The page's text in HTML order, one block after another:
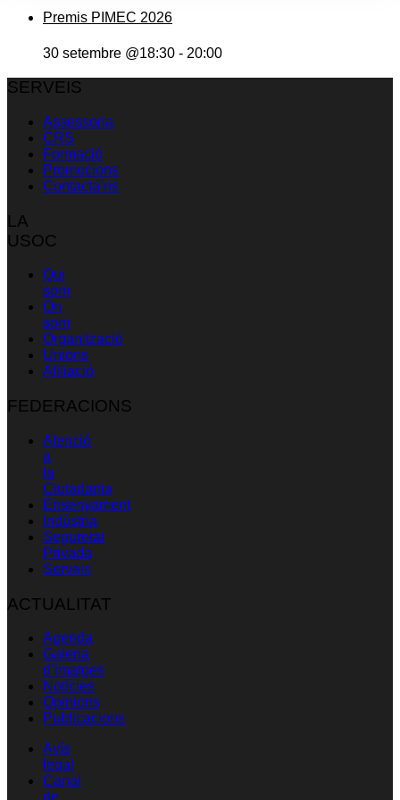
Premis PIMEC 2026
30 setembre @18:30 - 20:00
SERVEIS
Assessoria
CRS
Formació
Promocions
Contacta’ns
LA
USOC
Qui
som
On
som
Organització
Unions
Afiliació
FEDERACIONS
Atenció
a
la
Ciutadania
Ensenyament
Indústria
Seguretat
Privada
Serveis
ACTUALITAT
Agenda
Galeria
d’imatges
Notícies
Opinions
Publicacions
Avís
legal
Canal